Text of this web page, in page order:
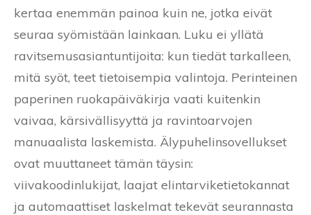
kertaa enemmän painoa kuin ne, jotka eivät
seuraa syömistään lainkaan. Luku ei yllätä
ravitsemusasiantuntijoita: kun tiedät tarkalleen,
mitä syöt, teet tietoisempia valintoja. Perinteinen
paperinen ruokapäiväkirja vaati kuitenkin
vaivaa, kärsivällisyyttä ja ravintoarvojen
manuaalista laskemista. Älypuhelinsovellukset
ovat muuttaneet tämän täysin:
viivakoodinlukijat, laajat elintarviketietokannat
ja automaattiset laskelmat tekevät seurannasta